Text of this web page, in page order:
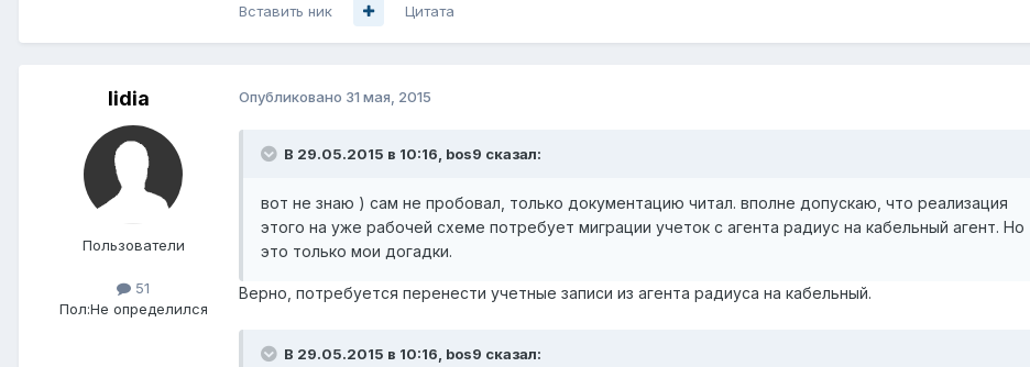
Вставить ник Цитата
lidia
Пользователи
51
Пол:Не определился
Опубликовано 31 мая, 2015
В 29.05.2015 в 10:16, bos9 сказал:
вот не знаю ) сам не пробовал, только документацию читал. вполне допускаю, что реализация
этого на уже рабочей схеме потребует миграции учеток с агента радиус на кабельный агент. Но
это только мои догадки.
Верно, потребуется перенести учетные записи из агента радиуса на кабельный.
В 29.05.2015 в 10:16, bos9 сказал: